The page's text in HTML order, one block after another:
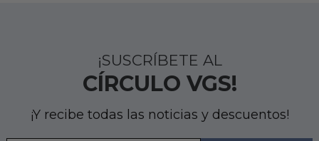
¡SUSCRÍBETE AL
CÍRCULO VGS!
¡Y recibe todas las noticias y descuentos!